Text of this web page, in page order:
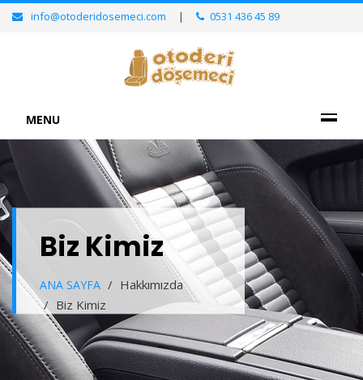
info@otoderidosemeci.com | 0531 436 45 89
MENU
Biz Kimiz
ANA SAYFA
Hakkımızda
Biz Kimiz